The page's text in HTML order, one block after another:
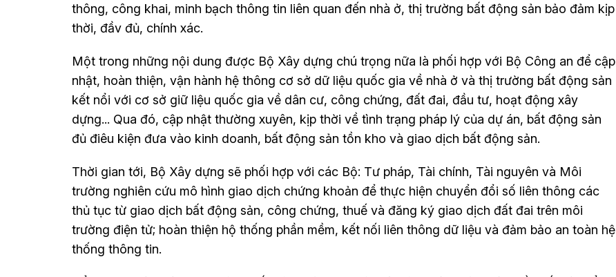
thông, công khai, minh bạch thông tin liên quan đến nhà ở, thị trường bất động sản bảo đảm kịp
thời, đầv đủ, chính xác.
Một trong những nội dung được Bộ Xây dựng chú trọng nữa là phối hợp với Bộ Công an để cập
nhật, hoàn thiện, vận hành hệ thông cơ sở dữ liệu quốc gia về nhà ở và thị trường bất động sản
kết nổi với cơ sở giữ liệu quốc gia về dân cư, công chứng, đất đai, đầu tư, hoạt động xây
dựng... Qua đó, cập nhật thường xuyên, kịp thời về tình trạng pháp lý của dự án, bất động sản
đủ điêu kiện đưa vào kinh doanh, bất động sản tồn kho và giao dịch bất động sản.
Thời gian tới, Bộ Xây dựng sẽ phối hợp với các Bộ: Tư pháp, Tài chính, Tài nguyên và Môi
trường nghiên cứu mô hình giao dịch chứng khoản để thực hiện chuyển đổi số liên thông các
thủ tục từ giao dịch bất động sản, công chứng, thuế và đăng ký giao dịch đất đai trên môi
trường điện tử; hoàn thiện hộ thống phần mềm, kết nối liên thông dữ liệu và đảm bảo an toàn hệ
thống thông tin.